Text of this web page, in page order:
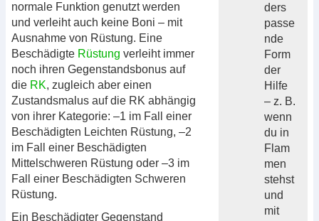
ders
passe
nde
Form
der
Hilfe
– z. B.
wenn
du in
Flam
men
stehst
und
mit
normale Funktion genutzt werden
und verleiht auch keine Boni – mit
Ausnahme von Rüstung. Eine
Beschädigte Rüstung verleiht immer
noch ihren Gegenstandsbonus auf
die RK, zugleich aber einen
Zustandsmalus auf die RK abhängig
von ihrer Kategorie: –1 im Fall einer
Beschädigten Leichten Rüstung, –2
im Fall einer Beschädigten
Mittelschweren Rüstung oder –3 im
Fall einer Beschädigten Schweren
Rüstung.
Ein Beschädigter Gegenstand